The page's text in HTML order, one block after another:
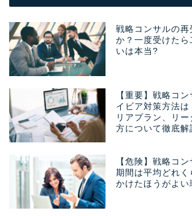
戦略コンサルの
か？一度受けた
いは本当?
【重要】戦略コ
イビア対策方法は
リアプラン、リー
方について徹底解
【危険】戦略コ
期間は平均どれく
かけたほうがよ